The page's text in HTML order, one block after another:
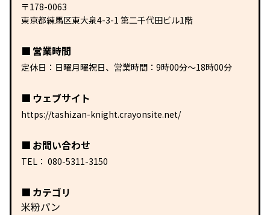
〒178-0063
東京都練馬区東大泉4-3-1 第二千代田ビル1階
営業時間
定休日：日曜月曜祝日、営業時間：9時00分〜18時00分
ウェブサイト
https://tashizan-knight.crayonsite.net/
お問い合わせ
TEL： 080-5311-3150
カテゴリ
米粉パン